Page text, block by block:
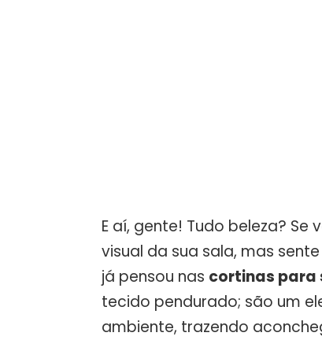
E aí, gente! Tudo beleza?
visual da sua sala, mas
já pensou nas cortinas para
tecido pendurado; são um
ambiente, trazendo